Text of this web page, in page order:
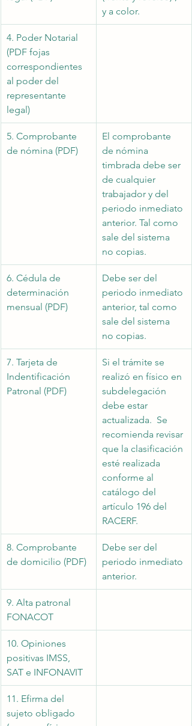
y a color.
4. Poder Notarial
(PDF fojas
correspondientes
al poder del
representante
legal)
5. Comprobante
de nómina (PDF)
El comprobante
de nómina
timbrada debe ser
de cualquier
trabajador y del
periodo inmediato
anterior. Tal como
sale del sistema
no copias.
6. Cédula de
determinación
mensual (PDF)
Debe ser del
periodo inmediato
anterior, tal como
sale del sistema
no copias.
7. Tarjeta de
Indentificación
Patronal (PDF)
Si el trámite se
realizó en físico en
subdelegación
debe estar
actualizada.  Se
recomienda revisar
que la clasificación
esté realizada
conforme al
catálogo del
artículo 196 del
RACERF.
8. Comprobante
de domicilio (PDF)
Debe ser del
periodo inmediato
anterior.
9. Alta patronal
FONACOT
10. Opiniones
positivas IMSS,
SAT e INFONAVIT
11. Efirma del
sujeto obligado